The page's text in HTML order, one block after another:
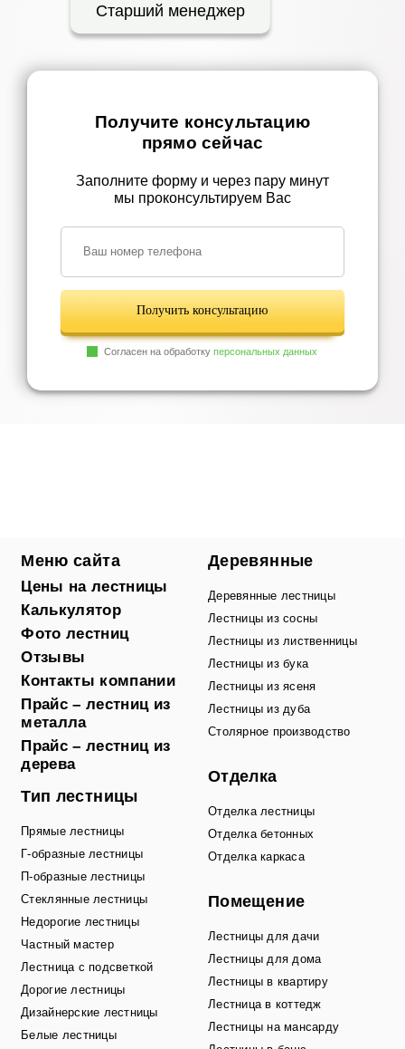
Старший менеджер
Получите консультацию
прямо сейчас
Заполните форму и через пару минут
мы проконсультируем Вас
Получить консультацию
Согласен на обработкуперсональных данных
Меню сайта
Цены на лестницы
Калькулятор
Фото лестниц
Отзывы
Контакты компании
Прайс – лестниц из
металла
Прайс – лестниц из
дерева
Тип лестницы
Г-образные лестницы
П-образные лестницы
Стеклянные лестницы
Недорогие лестницы
Частный мастер
Лестница с подсветкой
Дорогие лестницы
Дизайнерские лестницы
Белые лестницы
Деревянные
Деревянные лестницы
Лестницы из сосны
Лестницы из лиственницы
Лестницы из бука
Лестницы из ясеня
Лестницы из дуба
Столярное производство
Отделка
Отделка лестницы
Отделка бетонных
Отделка каркаса
Помещение
Лестницы для дачи
Лестницы для дома
Лестницы в квартиру
Лестница в коттедж
Лестницы на мансарду